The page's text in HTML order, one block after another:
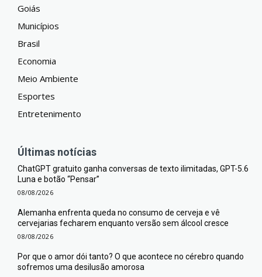
Goiás
Municípios
Brasil
Economia
Meio Ambiente
Esportes
Entretenimento
Últimas notícias
ChatGPT gratuito ganha conversas de texto ilimitadas, GPT-5.6
Luna e botão “Pensar”
08/08/2026
Alemanha enfrenta queda no consumo de cerveja e vê
cervejarias fecharem enquanto versão sem álcool cresce
08/08/2026
Por que o amor dói tanto? O que acontece no cérebro quando
sofremos uma desilusão amorosa